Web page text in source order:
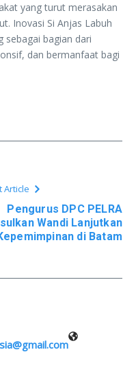
yang turut merasakan
Inovasi Si Anjas Labuh
sebagai bagian dari
dan bermanfaat bagi
Article
Pengurus DPC PELRA
Wandi Lanjutkan
di Batam